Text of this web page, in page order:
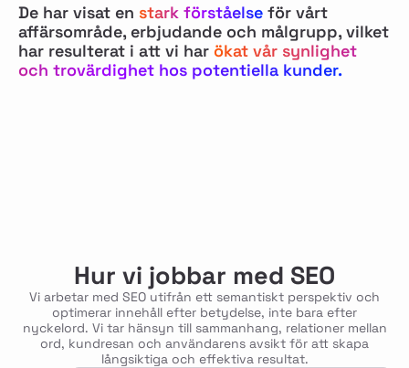
De har visat en stark förståelse för vårt
affärsområde, erbjudande och målgrupp, vilket
har resulterat i att vi har ökat vår synlighet
och trovärdighet hos potentiella kunder.
Hur vi jobbar med SEO
Vi arbetar med SEO utifrån ett semantiskt perspektiv och
optimerar innehåll efter betydelse, inte bara efter
nyckelord. Vi tar hänsyn till sammanhang, relationer mellan
ord, kundresan och användarens avsikt för att skapa
långsiktiga och effektiva resultat.